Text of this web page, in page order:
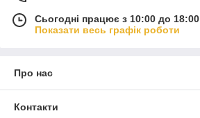
Сьогодні працює з 10:00 до 18:00
Показати весь графік роботи
Про нас
Контакти